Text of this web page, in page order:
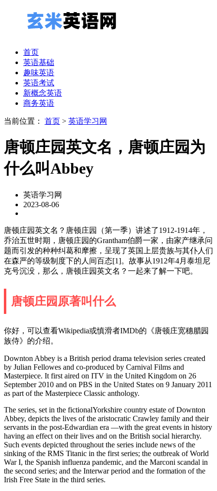
首页
英语基础
趣味英语
英语考试
新概念英语
商务英语
当前位置： 首页 > 英语学习网
唐顿庄园英文名，唐顿庄园为
什么叫Abbey
英语学习网
2023-08-06
唐顿庄园英文名？唐顿庄园（第一季）讲述了1912-1914年，
乔治五世时期，唐顿庄园的Grantham伯爵一家，由家产继承问
题而引发的种种纠葛和摩擦，呈现了英国上层贵族与其仆人们
在森严的等级制度下的人间百态[1]。故事从1912年4月泰坦尼
克号沉没，那么，唐顿庄园英文名？一起来了解一下吧。
唐顿庄园原著叫什么
你好，可以查看Wikipedia或慎滑者IMDb的《唐顿庄宽穗腊园
族侍》的介绍。
Downton Abbey is a British period drama television series created
by Julian Fellowes and co-produced by Carnival Films and
Masterpiece. It first aired on ITV in the United Kingdom on 26
September 2010 and on PBS in the United States on 9 January 2011
as part of the Masterpiece Classic anthology.
The series, set in the fictionalYorkshire country estate of Downton
Abbey, depicts the lives of the aristocratic Crawley family and their
servants in the post-Edwardian era —with the great events in history
having an effect on their lives and on the British social hierarchy.
Such events depicted throughout the series include news of the
sinking of the RMS Titanic in the first series; the outbreak of World
War I, the Spanish influenza pandemic, and the Marconi scandal in
the second series; and the Interwar period and the formation of the
Irish Free State in the third series.